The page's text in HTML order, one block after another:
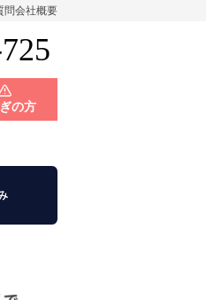
問会社概要
の方